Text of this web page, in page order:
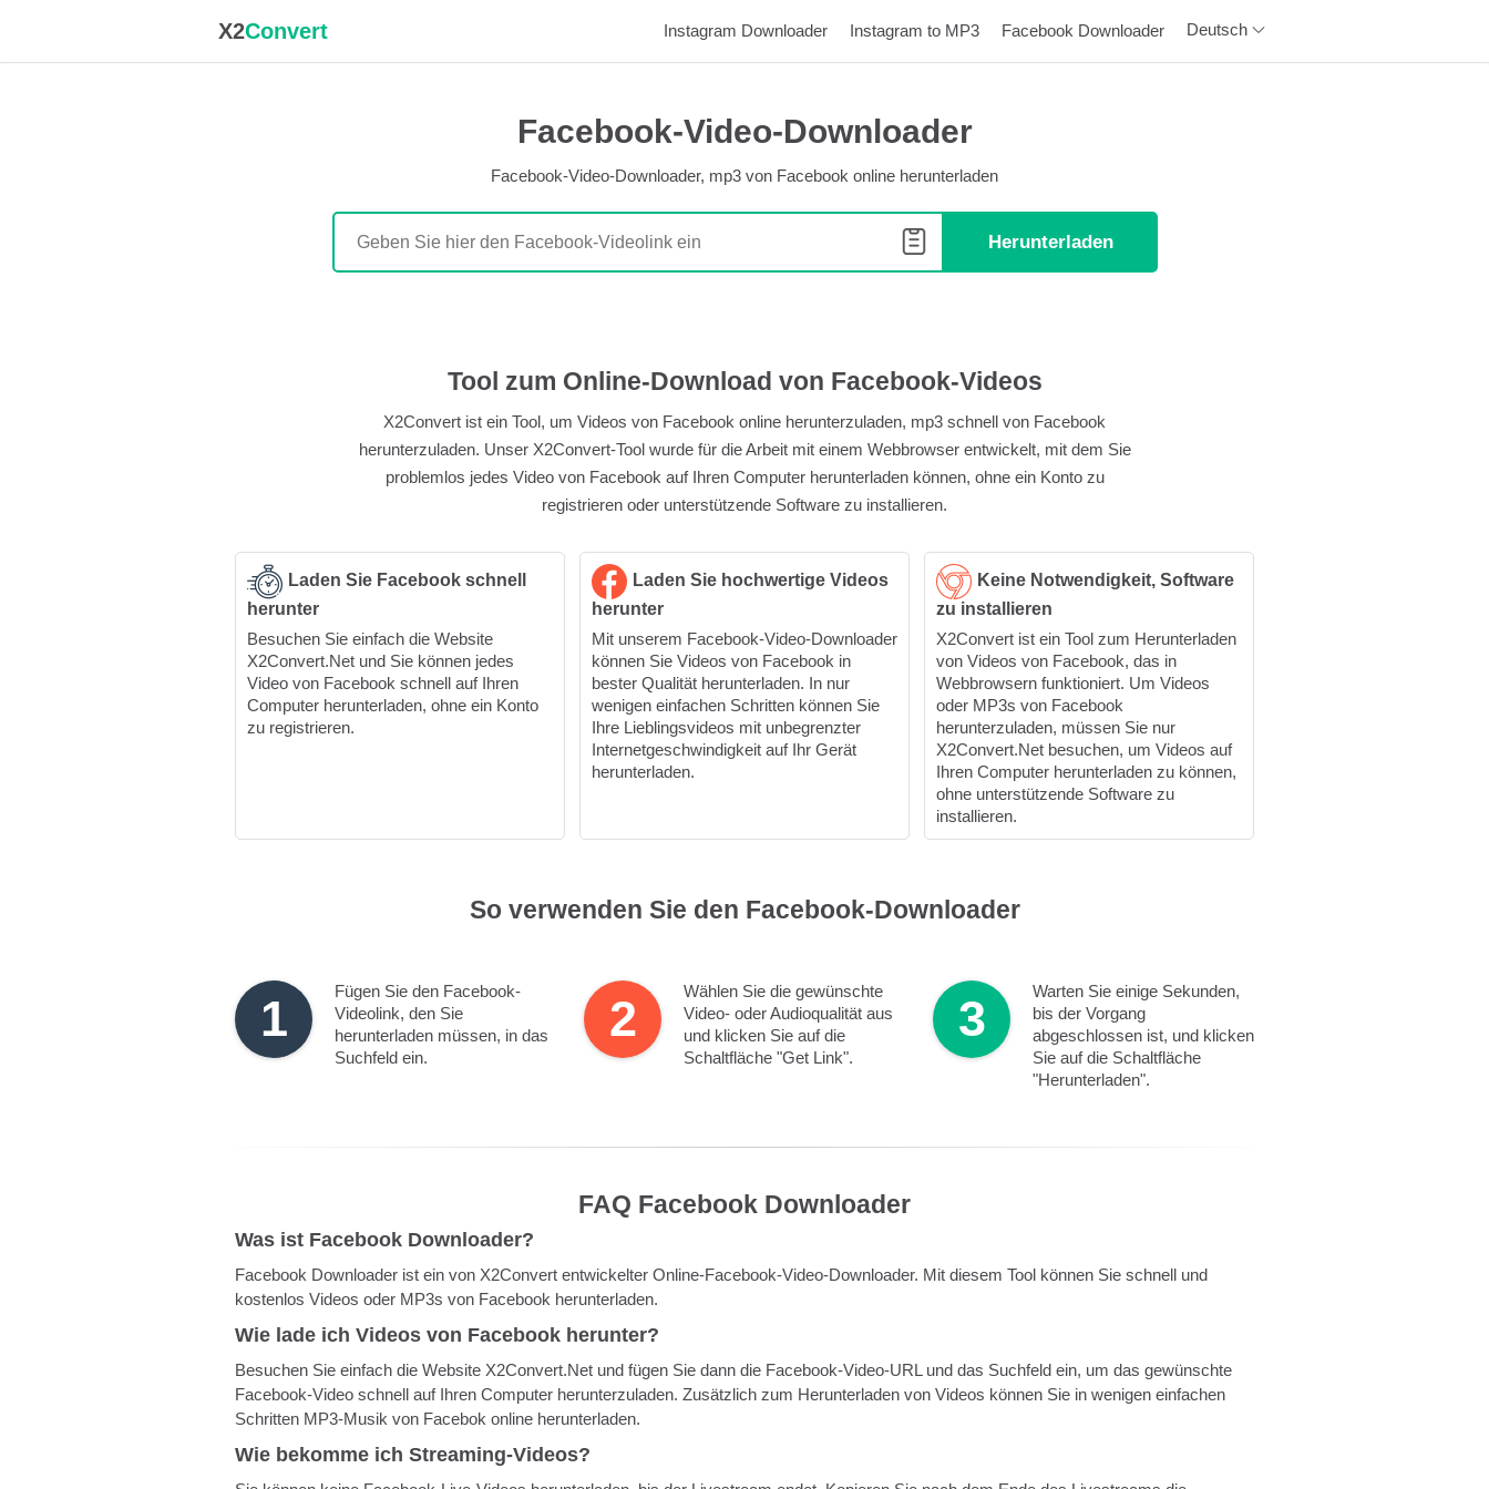
X2Convert Instagram Downloader Instagram to MP3 Facebook Downloader Deutsch
Facebook-Video-Downloader
Facebook-Video-Downloader, mp3 von Facebook online herunterladen
Herunterladen
Tool zum Online-Download von Facebook-Videos
X2Convert ist ein Tool, um Videos von Facebook online herunterzuladen, mp3 schnell von Facebook
herunterzuladen. Unser X2Convert-Tool wurde für die Arbeit mit einem Webbrowser entwickelt, mit dem Sie
problemlos jedes Video von Facebook auf Ihren Computer herunterladen können, ohne ein Konto zu
registrieren oder unterstützende Software zu installieren.
Laden Sie Facebook schnell
herunter
Besuchen Sie einfach die Website
X2Convert.Net und Sie können jedes
Video von Facebook schnell auf Ihren
Computer herunterladen, ohne ein Konto
zu registrieren.
Laden Sie hochwertige Videos
herunter
Mit unserem Facebook-Video-Downloader
können Sie Videos von Facebook in
bester Qualität herunterladen. In nur
wenigen einfachen Schritten können Sie
Ihre Lieblingsvideos mit unbegrenzter
Internetgeschwindigkeit auf Ihr Gerät
herunterladen.
Keine Notwendigkeit, Software
zu installieren
X2Convert ist ein Tool zum Herunterladen
von Videos von Facebook, das in
Webbrowsern funktioniert. Um Videos
oder MP3s von Facebook
herunterzuladen, müssen Sie nur
X2Convert.Net besuchen, um Videos auf
Ihren Computer herunterladen zu können,
ohne unterstützende Software zu
installieren.
So verwenden Sie den Facebook-Downloader
1
Fügen Sie den Facebook-
Videolink, den Sie
herunterladen müssen, in das
Suchfeld ein.
2
Wählen Sie die gewünschte
Video- oder Audioqualität aus
und klicken Sie auf die
Schaltfläche "Get Link".
3
Warten Sie einige Sekunden,
bis der Vorgang
abgeschlossen ist, und klicken
Sie auf die Schaltfläche
"Herunterladen".
FAQ Facebook Downloader
Was ist Facebook Downloader?
Facebook Downloader ist ein von X2Convert entwickelter Online-Facebook-Video-Downloader. Mit diesem Tool können Sie schnell und
kostenlos Videos oder MP3s von Facebook herunterladen.
Wie lade ich Videos von Facebook herunter?
Besuchen Sie einfach die Website X2Convert.Net und fügen Sie dann die Facebook-Video-URL und das Suchfeld ein, um das gewünschte
Facebook-Video schnell auf Ihren Computer herunterzuladen. Zusätzlich zum Herunterladen von Videos können Sie in wenigen einfachen
Schritten MP3-Musik von Facebok online herunterladen.
Wie bekomme ich Streaming-Videos?